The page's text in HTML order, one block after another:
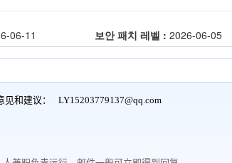
和建议： LY15203779137@qq.com